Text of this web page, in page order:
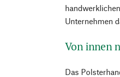
Unternehmen
Von innen
Das